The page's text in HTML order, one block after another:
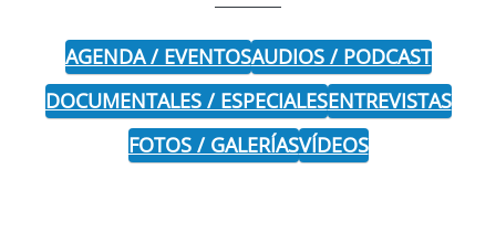
AGENDA / EVENTOSAUDIOS / PODCAST
DOCUMENTALES / ESPECIALESENTREVISTAS
FOTOS / GALERÍASVÍDEOS